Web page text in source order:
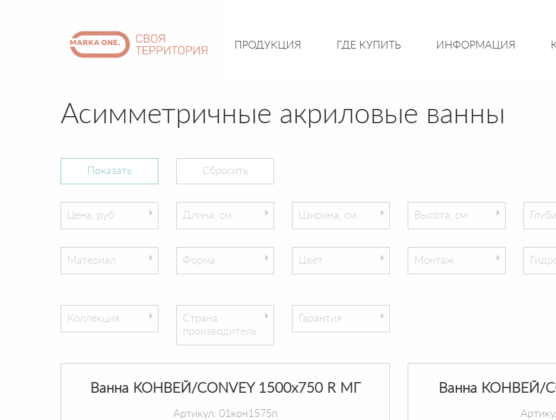
ПРОДУКЦИЯ ГДЕ КУПИТЬ ИНФОРМАЦИЯ
Асимметричные акриловые ванны
Цена, руб: Длина, см Ширина, см Высота, см
Материал Форма Цвет Монтаж
Коллекция
Страна
производитель
Гарантия
Ванна КОНВЕЙ/CONVEY 1500х750 R МГ
Артикул: 01кон1575п
Ванна КОНВЕЙ/